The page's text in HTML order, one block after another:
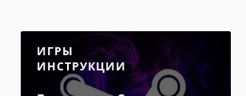
ИГРЫ
ИНСТРУКЦИИ